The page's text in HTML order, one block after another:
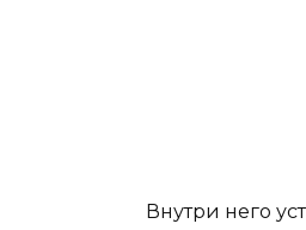
Внутри него